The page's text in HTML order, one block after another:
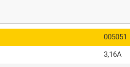
005051
3,16A